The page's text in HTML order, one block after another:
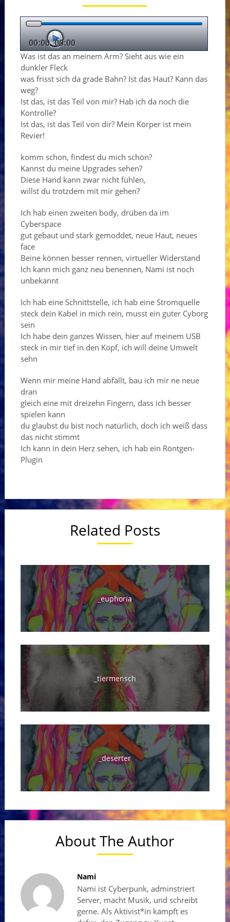
00:00 00:00
Was ist das an meinem Arm? Sieht aus wie ein
dunkler Fleck
was frisst sich da grade Bahn? Ist das Haut? Kann das
weg?
Ist das, ist das Teil von mir? Hab ich da noch die
Kontrolle?
Ist das, ist das Teil von dir? Mein Körper ist mein
Revier!
komm schon, findest du mich schön?
Kannst du meine Upgrades sehen?
Diese Hand kann zwar nicht fühlen,
willst du trotzdem mit mir gehen?
Ich hab einen zweiten body, drüben da im
Cyberspace
gut gebaut und stark gemoddet, neue Haut, neues
face
Beine können besser rennen, virtueller Widerstand
Ich kann mich ganz neu benennen, Nami ist noch
unbekannt
Ich hab eine Schnittstelle, ich hab eine Stromquelle
steck dein Kabel in mich rein, musst ein guter Cyborg
sein
Ich habe dein ganzes Wissen, hier auf meinem USB
steck in mir tief in den Kopf, ich will deine Umwelt
sehn
Wenn mir meine Hand abfällt, bau ich mir ne neue
dran
gleich eine mit dreizehn Fingern, dass ich besser
spielen kann
du glaubst du bist noch natürlich, doch ich weiß dass
das nicht stimmt
Ich kann in dein Herz sehen, ich hab ein Röntgen-
Plugin
Related Posts
_euphoria
_tiermensch
_deserter
About The Author
Nami
Nami ist Cyberpunk, adminstriert
Server, macht Musik, und schreibt
gerne. Als Aktivist*in kämpft es